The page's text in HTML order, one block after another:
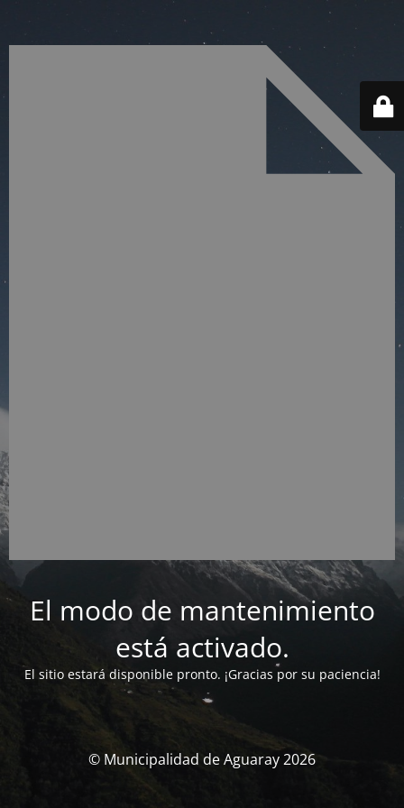
El modo de mantenimiento
está activado.
El sitio estará disponible pronto. ¡Gracias por su paciencia!
© Municipalidad de Aguaray 2026